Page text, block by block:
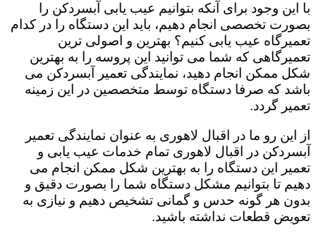
با این وجود برای آنکه بتوانیم عیب یابی آبسردکن را
بصورت تخصصی انجام دهیم، باید این دستگاه را در کدام
تعمیرگاه عیب یابی کنیم؟ بهترین و اصولی ترین
تعمیرگاهی که شما می توانید این پروسه را به بهترین
شکل ممکن انجام دهید، نمایندگی تعمیر آبسردکن می
باشد که صرفا دستگاه توسط متخصصین در این زمینه
تعمیر گردد.
از این رو ما در اقبال لاهوری به عنوان نمایندگی تعمیر
آبسردکن در اقبال لاهوری تمام خدمات عیب یابی و
تعمیر این دستگاه را به بهترین شکل ممکن انجام می
دهیم تا بتوانیم مشکل دستگاه شما را بصورت دقیق و
بدون هر گونه حدس و گمانی تشخیص دهیم و نیازی به
تعویض قطعات نداشته باشید.